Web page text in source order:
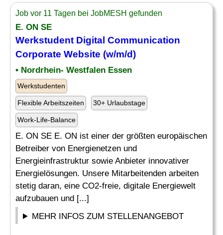
Job vor 11 Tagen bei JobMESH gefunden
E. ON SE
Werkstudent Digital Communication
Corporate Website (w/m/d)
• Nordrhein- Westfalen Essen
Werkstudenten
Flexible Arbeitszeiten 30+ Urlaubstage
Work-Life-Balance
E. ON SE E. ON ist einer der größten europäischen
Betreiber von Energienetzen und
Energieinfrastruktur sowie Anbieter innovativer
Energielösungen. Unsere Mitarbeitenden arbeiten
stetig daran, eine CO2-freie, digitale Energiewelt
aufzubauen und [...]
MEHR INFOS ZUM STELLENANGEBOT